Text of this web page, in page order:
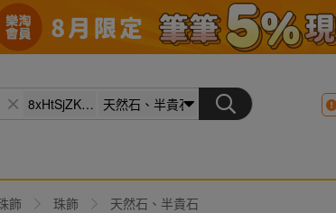
飾 珠飾 天然石、半貴石